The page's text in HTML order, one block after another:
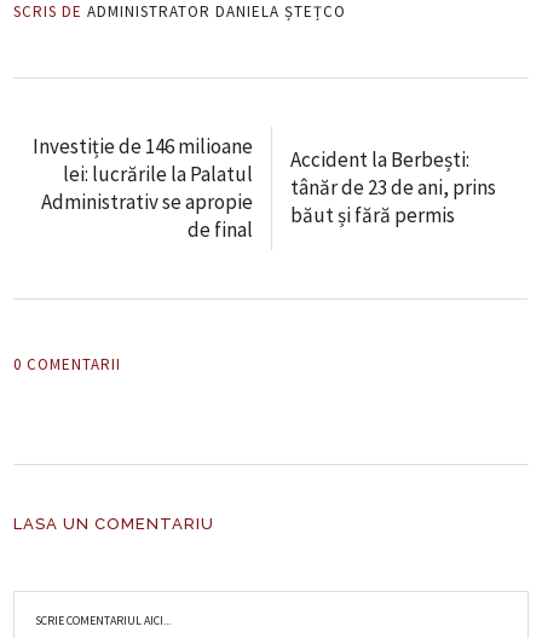
SCRIS DE ADMINISTRATOR DANIELA ȘTEȚCO
Investiție de 146 milioane
lei: lucrările la Palatul
Administrativ se apropie
de final
Accident la Berbești:
tânăr de 23 de ani, prins
băut și fără permis
0 COMENTARII
LASA UN COMENTARIU